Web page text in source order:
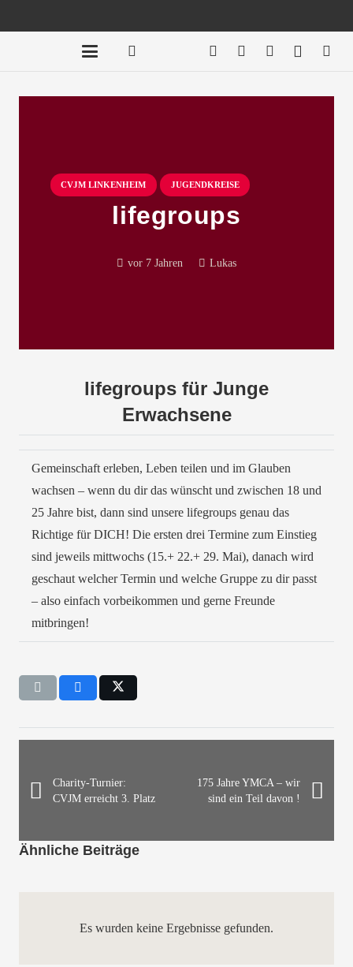
CVJM LINKENHEIM JUGENDKREISE
lifegroups
vor 7 Jahren Lukas
lifegroups für Junge
Erwachsene
Gemeinschaft erleben, Leben teilen und im Glauben
wachsen – wenn du dir das wünscht und zwischen 18 und
25 Jahre bist, dann sind unsere lifegroups genau das
Richtige für DICH! Die ersten drei Termine zum Einstieg
sind jeweils mittwochs (15.+ 22.+ 29. Mai), danach wird
geschaut welcher Termin und welche Gruppe zu dir passt
– also einfach vorbeikommen und gerne Freunde
mitbringen!
Charity-Turnier:
CVJM erreicht 3. Platz
175 Jahre YMCA – wir
sind ein Teil davon !
Ähnliche Beiträge
Es wurden keine Ergebnisse gefunden.